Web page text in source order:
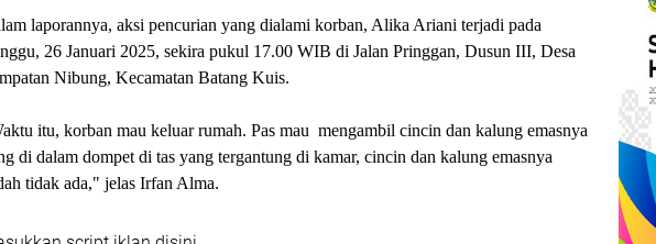
laporannya, aksi pencurian yang dialami korban, Alika Ariani terjadi pada
26 Januari 2025, sekira pukul 17.00 WIB di Jalan Pringgan, Dusun III, Desa
Nibung, Kecamatan Batang Kuis.
itu, korban mau keluar rumah. Pas mau mengambil cincin dan kalung emasnya
di dalam dompet di tas yang tergantung di kamar, cincin dan kalung emasnya
tidak ada," jelas Irfan Alma.